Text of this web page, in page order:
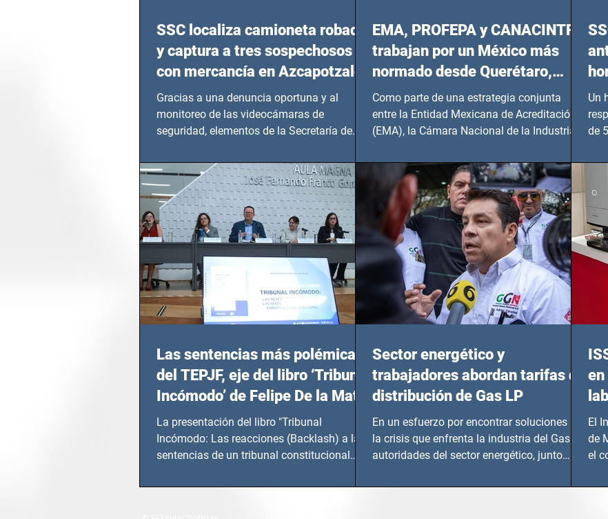
SSC localiza camioneta robada
y captura a tres sospechosos
con mercancía en Azcapotzalco
Gracias a una denuncia oportuna y al
monitoreo de las videocámaras de
seguridad, elementos de la Secretaría de
EMA, PROFEPA y CANACINTRA
trabajan por un México más
normado desde Querétaro,
Hidalgo y BCS
Como parte de una estrategia conjunta
entre la Entidad Mexicana de Acreditación
(EMA), la Cámara Nacional de la Industria
Un
de
Las sentencias más polémicas
del TEPJF, eje del libro ‘Tribunal
Incómodo’ de Felipe De la Mata
La presentación del libro "Tribunal
Incómodo: Las reacciones (Backlash) a las
sentencias de un tribunal constitucional
Sector energético y
trabajadores abordan tarifas de
distribución de Gas LP
En un esfuerzo por encontrar soluciones a
la crisis que enfrenta la industria del Gas LP,
autoridades del sector energético, junto
en
El
de
el